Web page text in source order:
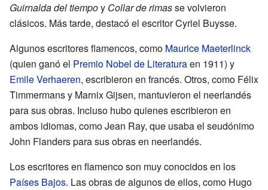
Guirnalda del tiempoy Collar de rimasse volvieron
clásicos. Más tarde, destacó el escritor Cyriel Buysse.
Algunos escritores flamencos, como Maurice Maeterlinck
(quien ganó el Premio Nobel de Literaturaen 1911) y
Emile Verhaeren, escribieron en francés. Otros, como Félix
Timmermans y Marnix Gijsen, mantuvieron el neerlandés
para sus obras. Incluso hubo quienes escribieron en
ambos idiomas, como Jean Ray, que usaba el seudónimo
John Flanders para sus obras en neerlandés.
Los escritores en flamenco son muy conocidos en los
Países Bajos. Las obras de algunos de ellos, como Hugo